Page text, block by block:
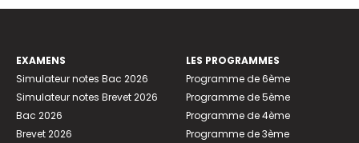
EXAMENS
Simulateur notes Bac 2026
Simulateur notes Brevet 2026
Bac 2026
Brevet 2026
LES PROGRAMMES
Programme de 6ème
Programme de 5ème
Programme de 4ème
Programme de 3ème